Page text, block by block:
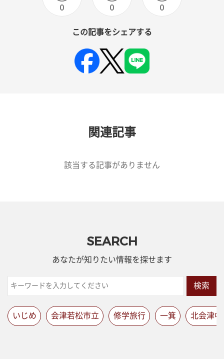
0 0 0
この記事をシェアする
関連記事
該当する記事がありません
SEARCH
あなたが知りたい情報を探せます
検索
いじめ 会津若松市立 修学旅行 一箕 北会津中